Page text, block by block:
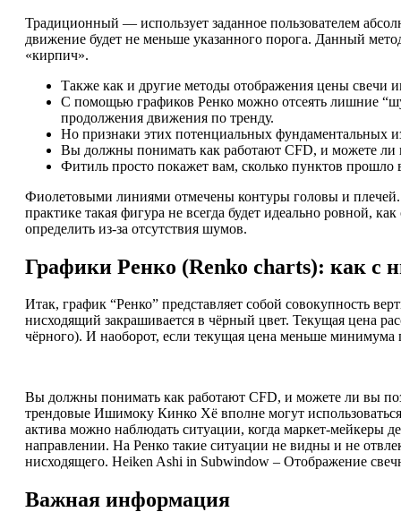
Традиционный — использует заданное пользователем
движение будет не меньше указанного порога. Данный
«кирпич».
Также как и другие методы отображения цены свечи
С помощью графиков Ренко можно отсеять лишние
продолжения движения по тренду.
Но признаки этих потенциальных фундаментальных
Вы должны понимать как работают CFD, и можете ли
Фитиль просто покажет вам, сколько пунктов прошло
Фиолетовыми линиями отмечены контуры головы и
практике такая фигура не всегда будет идеально ровной,
определить из-за отсутствия шумов.
Графики Ренко (Renko charts): как с
Итак, график “Ренко” представляет собой совокупность
нисходящий закрашивается в чёрный цвет. Текущая цена
чёрного). И наоборот, если текущая цена меньше
Вы должны понимать как работают CFD, и можете ли вы
трендовые Ишимоку Кинко Хё вполне могут
актива можно наблюдать ситуации, когда маркет-мейкеры
направлении. На Ренко такие ситуации не видны и не
нисходящего. Heiken Ashi in Subwindow – Отображение
Важная информация